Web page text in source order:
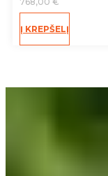
Į KREPŠELĮ